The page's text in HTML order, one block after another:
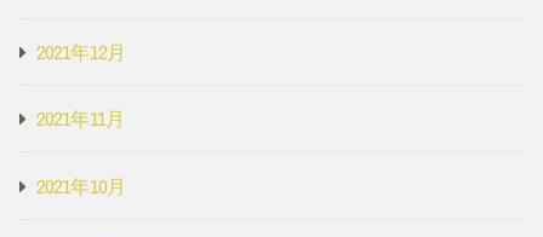
2021年12月
2021年11月
2021年10月